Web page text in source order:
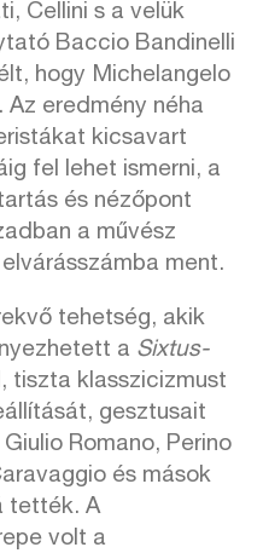
Cellini s a velük
Baccio Bandinelli
hogy Michelangelo
Az eredmény néha
kicsavart
fel lehet ismerni, a
és nézőpont
a művész
ment.
tehetség, akik
a Sixtus-
tiszta klasszicizmust
gesztusait
Romano, Perino
és mások
tették. A
volt a